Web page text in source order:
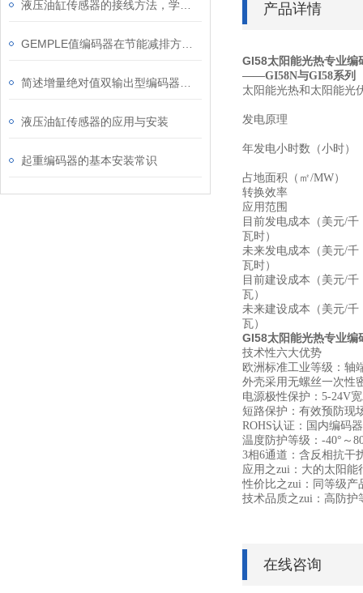
液压油缸传感器的应用与安装
起重编码器的基本安装常识
产品详情
GI58太阳能光热专业编
——GI58N与GI58系列
太阳能光热和太阳能光
发电原理
年发电小时数（小时）
占地面积（㎡/MW）
转换效率
应用范围
目前发电成本（美元/千
瓦时）
未来发电成本（美元/千
瓦时）
目前建设成本（美元/千
瓦）
未来建设成本（美元/千
瓦）
GI58太阳能光热专业编
技术性六大优势
欧洲标准工业等级：轴
外壳采用无螺丝一次性
电源极性保护：5-24V
短路保护：有效预防现
ROHS认证：国内编码
温度防护等级：-40°～
3相6通道：含反相抗干
应用之zui：大的太阳
性价比之zui：同等级产
技术品质之zui：高防护
在线咨询